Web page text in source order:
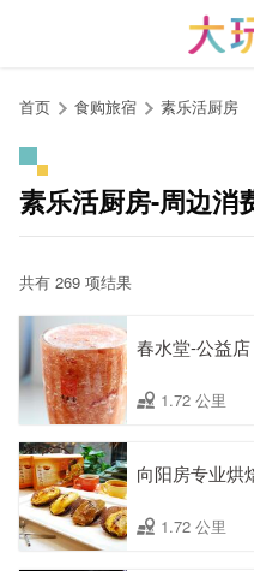
首页 食购旅宿 素乐活厨房
素乐活厨房-周边消
共有 269 项结果
春水堂-公益店
1.72 公里
向阳房专业烘
1.72 公里